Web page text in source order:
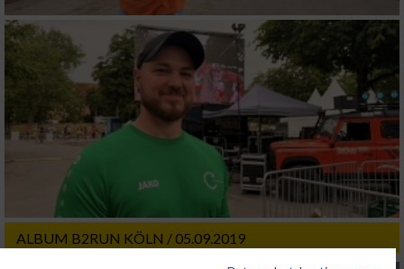
ALBUM B2RUN KÖLN / 05.09.2019